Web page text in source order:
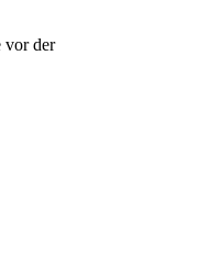
vor der